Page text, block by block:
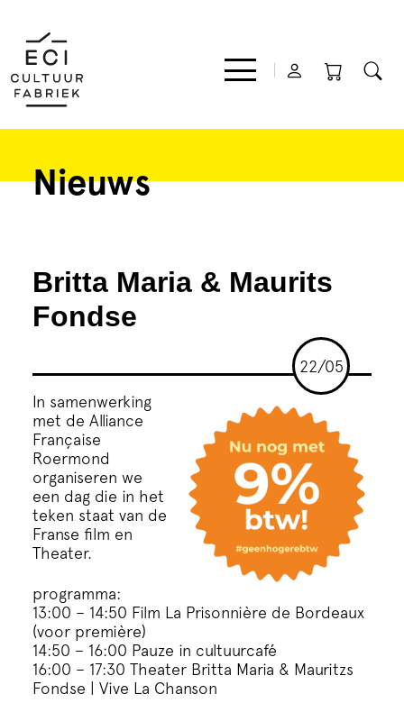
Film
Theater
Cursus
Onderwijs
ECI Cultuurcafé
Contact
Steun ons
Nieuws
Britta Maria & Maurits
Fondse
22/05
In samenwerking
met de Alliance
Française
Roermond
organiseren we
een dag die in het
teken staat van de
Franse film en
Theater.
programma:
13:00 – 14:50 Film La Prisonnière de Bordeaux
(voor première)
14:50 – 16:00 Pauze in cultuurcafé
16:00 – 17:30 Theater Britta Maria & Mauritzs
Fondse | Vive La Chanson